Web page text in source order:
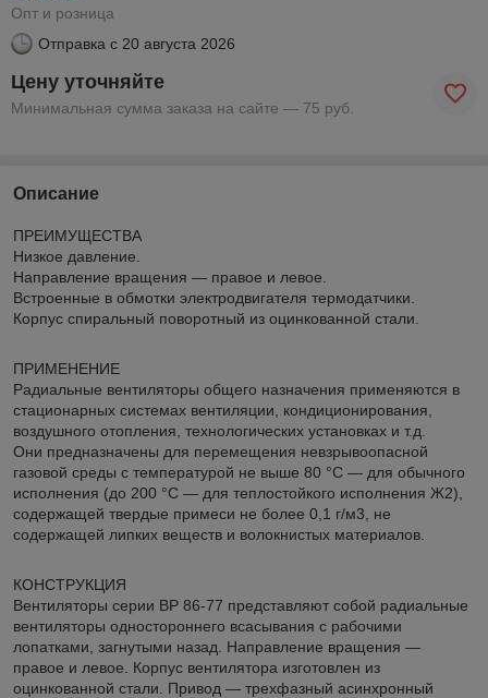
Опт и розница
Отправка с 20 августа 2026
Цену уточняйте
Минимальная сумма заказа на сайте — 75 руб.
Описание
ПРЕИМУЩЕСТВА
Низкое давление.
Направление вращения — правое и левое.
Встроенные в обмотки электродвигателя термодатчики.
Корпус спиральный поворотный из оцинкованной стали.
ПРИМЕНЕНИЕ
Радиальные вентиляторы общего назначения применяются в
стационарных системах вентиляции, кондиционирования,
воздушного отопления, технологических установках и т.д.
Они предназначены для перемещения невзрывоопасной
газовой среды с температурой не выше 80 °С — для обычного
исполнения (до 200 °С — для теплостойкого исполнения Ж2),
содержащей твердые примеси не более 0,1 г/м3, не
содержащей липких веществ и волокнистых материалов.
КОНСТРУКЦИЯ
Вентиляторы серии ВР 86-77 представляют собой радиальные
вентиляторы одностороннего всасывания с рабочими
лопатками, загнутыми назад. Направление вращения —
правое и левое. Корпус вентилятора изготовлен из
оцинкованной стали. Привод — трехфазный асинхронный